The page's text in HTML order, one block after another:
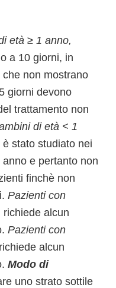
età ≥ 1 anno,
a 10 giorni, in
non mostrano
giorni devono
trattamento non
di età < 1
stato studiato nei
e pertanto non
finchè non
Pazienti con
richiede alcun
Pazienti con
alcun
Modo di
uno strato sottile